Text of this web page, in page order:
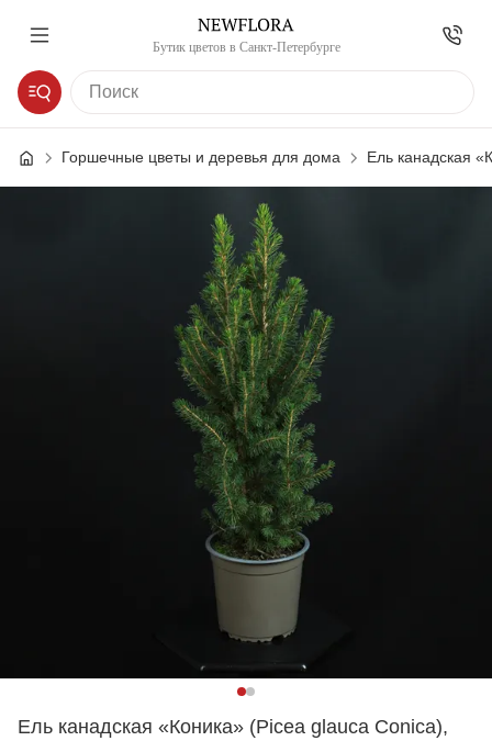
Бутик цветов в Санкт-Петербурге
Горшечные цветы и деревья для дома Ель канадская
Ель канадская «Коника» (Picea glauca Conica),